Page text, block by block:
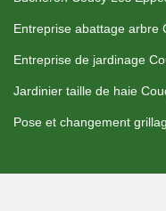
Entreprise abattage arbre
Entreprise de jardinage
Jardinier taille de haie
Pose et changement